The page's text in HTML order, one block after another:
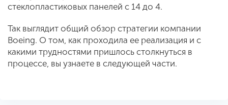
стеклопластиковых панелей с 14 до 4.
Так выглядит общий обзор стратегии компании
Boeing. О том, как проходила ее реализация и с
какими трудностями пришлось столкнуться в
процессе, вы узнаете в следующей части.